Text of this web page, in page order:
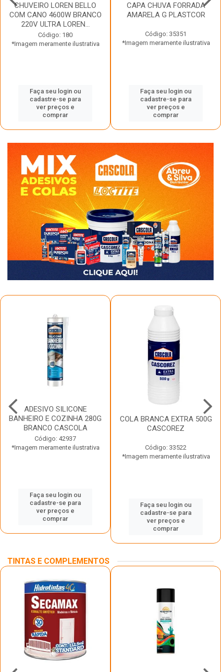
CHUVEIRO LOREN BELLO
COM CANO 4600W BRANCO
220V ULTRA LOREN...
Código: 180
*Imagem meramente ilustrativa
Faça seu login ou
cadastre-se para
ver preços e
comprar
CAPA CHUVA FORRADA
AMARELA G PLASTCOR
Código: 35351
*Imagem meramente ilustrativa
Faça seu login ou
cadastre-se para
ver preços e
comprar
ADESIVO SILICONE
BANHEIRO E COZINHA 280G
BRANCO CASCOLA
Código: 42937
*Imagem meramente ilustrativa
Faça seu login ou
cadastre-se para
ver preços e
comprar
COLA BRANCA EXTRA 500G
CASCOREZ
Código: 33522
*Imagem meramente ilustrativa
Faça seu login ou
cadastre-se para
ver preços e
comprar
TINTAS E COMPLEMENTOS